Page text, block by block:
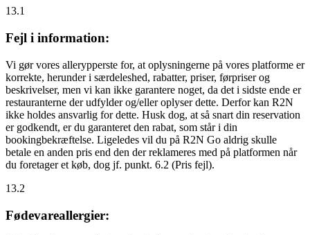
13.1
Fejl i information:
Vi gør vores allerypperste for, at oplysningerne på vores platforme er
korrekte, herunder i særdeleshed, rabatter, priser, førpriser og
beskrivelser, men vi kan ikke garantere noget, da det i sidste ende er
restauranterne der udfylder og/eller oplyser dette. Derfor kan R2N
ikke holdes ansvarlig for dette. Husk dog, at så snart din reservation
er godkendt, er du garanteret den rabat, som står i din
bookingbekræftelse. Ligeledes vil du på R2N Go aldrig skulle
betale en anden pris end den der reklameres med på platformen når
du foretager et køb, dog jf. punkt. 6.2 (Pris fejl).
13.2
Fødevareallergier: